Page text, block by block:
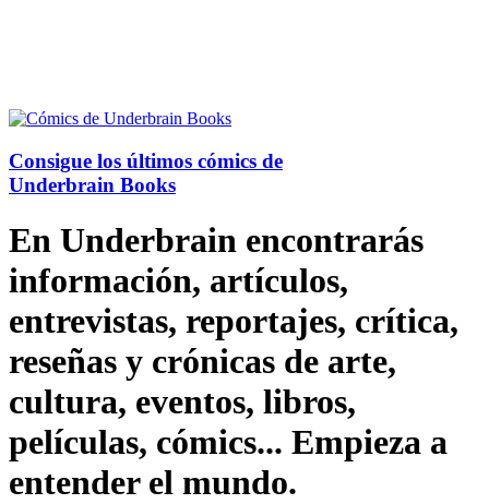
Consigue los últimos cómics de
Underbrain Books
En Underbrain encontrarás
información, artículos,
entrevistas, reportajes, crítica,
reseñas y crónicas de arte,
cultura, eventos, libros,
películas, cómics... Empieza a
entender el mundo.